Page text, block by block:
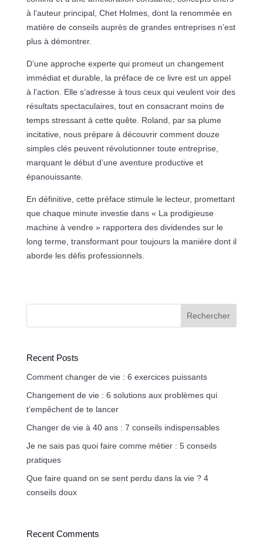
à l’auteur principal, Chet Holmes, dont la renommée en
matière de conseils auprès de grandes entreprises n’est
plus à démontrer.
D’une approche experte qui promeut un changement
immédiat et durable, la préface de ce livre est un appel
à l’action. Elle s’adresse à tous ceux qui veulent voir des
résultats spectaculaires, tout en consacrant moins de
temps stressant à cette quête. Roland, par sa plume
incitative, nous prépare à découvrir comment douze
simples clés peuvent révolutionner toute entreprise,
marquant le début d’une aventure productive et
épanouissante.
En définitive, cette préface stimule le lecteur, promettant
que chaque minute investie dans « La prodigieuse
machine à vendre » rapportera des dividendes sur le
long terme, transformant pour toujours la manière dont il
aborde les défis professionnels.
Rechercher
Recent Posts
Comment changer de vie : 6 exercices puissants
Changement de vie : 6 solutions aux problèmes qui
t’empêchent de te lancer
Changer de vie à 40 ans : 7 conseils indispensables
Je ne sais pas quoi faire comme métier : 5 conseils
pratiques
Que faire quand on se sent perdu dans la vie ? 4
conseils doux
Recent Comments